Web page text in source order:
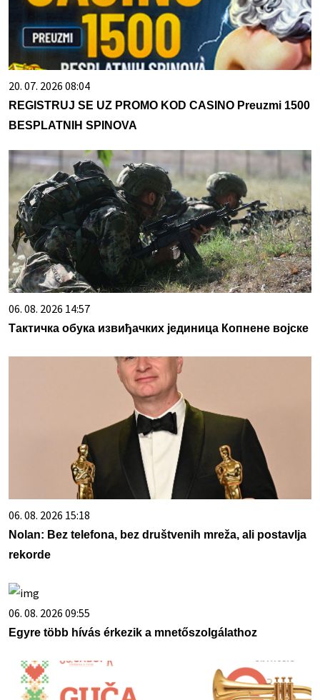
20. 07. 2026 08:04
REGISTRUJ SE UZ PROMO KOD CASINO Preuzmi 1500
BESPLATNIH SPINOVA
06. 08. 2026 14:57
Тактичка обука извиђачких јединица Копнене војске
06. 08. 2026 15:18
Nolan: Bez telefona, bez društvenih mreža, ali postavlja
rekorde
06. 08. 2026 09:55
Egyre több hívás érkezik a mnetőszolgálathoz